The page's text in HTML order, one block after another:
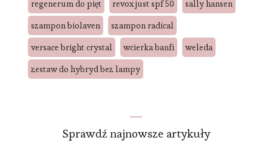
regenerum do pięt
revox just spf 50
sally hansen
szampon biolaven
szampon radical
versace bright crystal
wcierka banfi
weleda
zestaw do hybryd bez lampy
Sprawdź najnowsze artykuły